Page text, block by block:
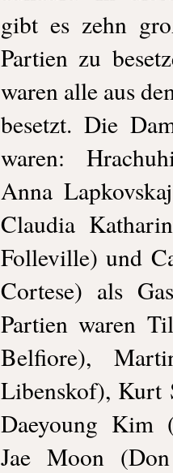
gibt es zehn
Partien zu
waren alle aus
besetzt. Die
waren:
Anna
Claudia
Folleville) und
Cortese) als
Partien waren
Belfiore),
Libenskof), Kurt
Daeyoung Kim
Jae Moon